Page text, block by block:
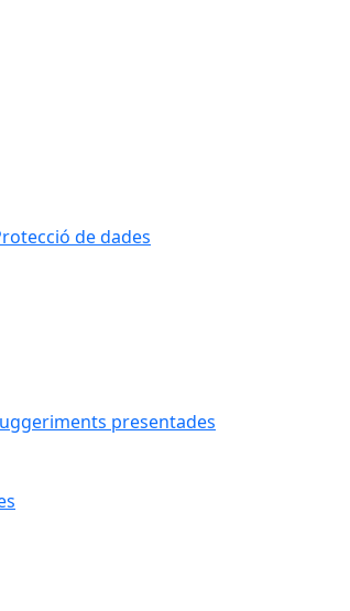
de dades
presentades